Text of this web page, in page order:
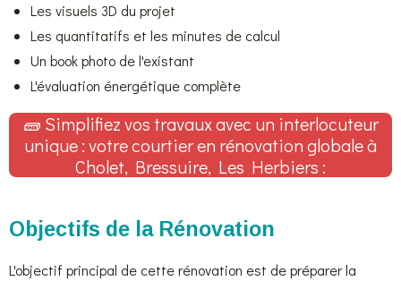
Les visuels 3D du projet
Les quantitatifs et les minutes de calcul
Un book photo de l'existant
L'évaluation énergétique complète
🧱 Simplifiez vos travaux avec un interlocuteur
unique : votre courtier en rénovation globale à
Cholet, Bressuire, Les Herbiers :
Objectifs de la Rénovation
L'objectif principal de cette rénovation est de préparer la